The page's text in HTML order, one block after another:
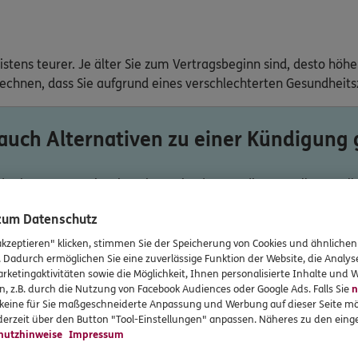
teurer. Je älter Sie zum Vertragsbeginn sind, desto
dass Sie aufgrund eines verschlechterten
Alternativen zu einer Kündigung
beste Weg. Bitte beachten Sie, dass an dieser Stelle nur
Vertrag kann es z. B. diese Lösungen geben:
die vereinbarte
stunden lassen und diese zu einem späteren Zeitpunkt
ändern, z. B. von jährlich auf monatlich.
beitragsfrei stellen lassen. Dadurch reduziert sich die
Datenschutz
klicken, stimmen Sie der Speicherung von Cookies und
ermöglichen Sie eine zuverlässige Funktion der Website, die
sowie die Möglichkeit, Ihnen personalisierte Inhalte und
z.B. durch die Nutzung von Facebook Audiences oder Google Ads. Falls Sie
für Sie maßgeschneiderte Anpassung und Werbung auf dieser Seite
über den Button "Tool-Einstellungen" anpassen. Näheres zu den
Impressum